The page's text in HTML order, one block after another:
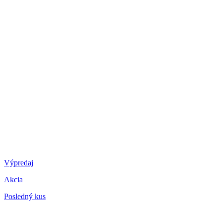
Výpredaj
Akcia
Posledný kus